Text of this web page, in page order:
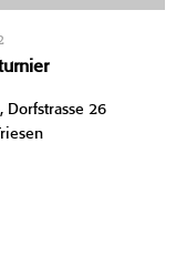
Dorfstrasse 26